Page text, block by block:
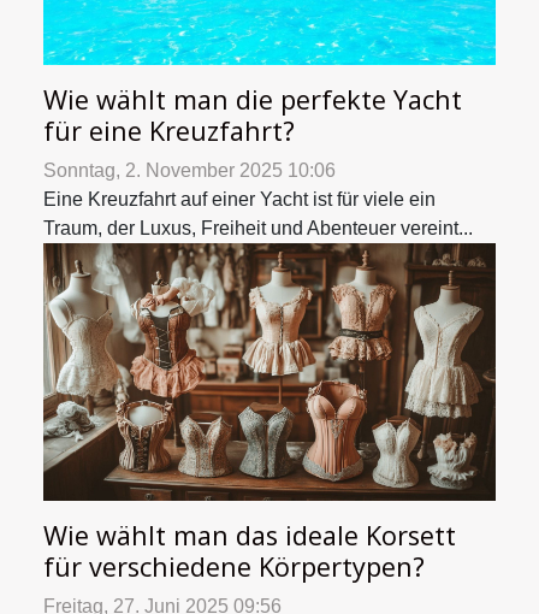
Wie wählt man die perfekte Yacht
für eine Kreuzfahrt?
Sonntag, 2. November 2025 10:06
Eine Kreuzfahrt auf einer Yacht ist für viele ein
Traum, der Luxus, Freiheit und Abenteuer vereint...
Wie wählt man das ideale Korsett
für verschiedene Körpertypen?
Freitag, 27. Juni 2025 09:56